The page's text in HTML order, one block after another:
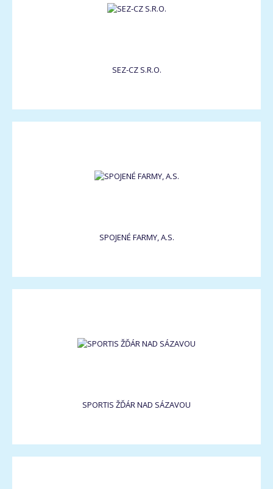
SEZ-CZ S.R.O.
SPOJENÉ FARMY, A.S.
SPORTIS ŽĎÁR NAD SÁZAVOU